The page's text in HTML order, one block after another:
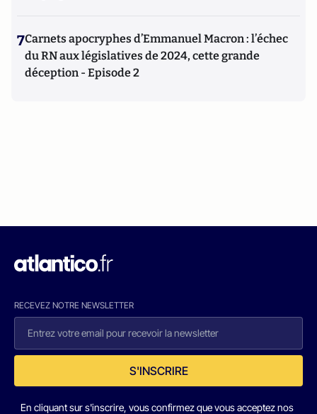
7Carnets apocryphes d’Emmanuel Macron : l’échec
du RN aux législatives de 2024, cette grande
déception - Episode 2
RECEVEZ NOTRE NEWSLETTER
S'INSCRIRE
En cliquant sur s'inscrire, vous confirmez que vous acceptez nos